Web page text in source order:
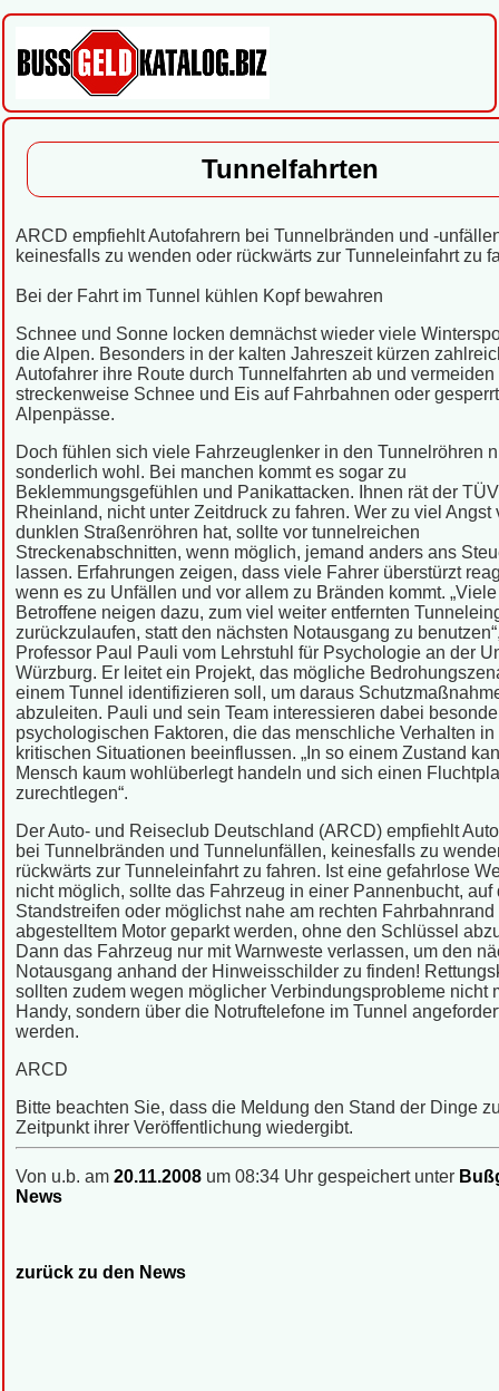
Tunnelfahrten
ARCD empfiehlt Autofahrern bei Tunnelbränden und -
keinesfalls zu wenden oder rückwärts zur Tunneleinfahrt zu
Bei der Fahrt im Tunnel kühlen Kopf bewahren
Schnee und Sonne locken demnächst wieder viele
die Alpen. Besonders in der kalten Jahreszeit kürzen
Autofahrer ihre Route durch Tunnelfahrten ab und vermeiden
streckenweise Schnee und Eis auf Fahrbahnen oder
Alpenpässe.
Doch fühlen sich viele Fahrzeuglenker in den Tunnelröhren
sonderlich wohl. Bei manchen kommt es sogar zu
Beklemmungsgefühlen und Panikattacken. Ihnen rät der TÜV
Rheinland, nicht unter Zeitdruck zu fahren. Wer zu viel Angst
dunklen Straßenröhren hat, sollte vor tunnelreichen
Streckenabschnitten, wenn möglich, jemand anders ans
lassen. Erfahrungen zeigen, dass viele Fahrer überstürzt
wenn es zu Unfällen und vor allem zu Bränden kommt. „Viele
Betroffene neigen dazu, zum viel weiter entfernten
zurückzulaufen, statt den nächsten Notausgang zu
Professor Paul Pauli vom Lehrstuhl für Psychologie an der
Würzburg. Er leitet ein Projekt, das mögliche
einem Tunnel identifizieren soll, um daraus
abzuleiten. Pauli und sein Team interessieren dabei
psychologischen Faktoren, die das menschliche Verhalten in
kritischen Situationen beeinflussen. „In so einem Zustand
Mensch kaum wohlüberlegt handeln und sich einen
zurechtlegen“.
Der Auto- und Reiseclub Deutschland (ARCD) empfiehlt
bei Tunnelbränden und Tunnelunfällen, keinesfalls zu
rückwärts zur Tunneleinfahrt zu fahren. Ist eine gefahrlose
nicht möglich, sollte das Fahrzeug in einer Pannenbucht, auf
Standstreifen oder möglichst nahe am rechten Fahrbahnrand
abgestelltem Motor geparkt werden, ohne den Schlüssel
Dann das Fahrzeug nur mit Warnweste verlassen, um den
Notausgang anhand der Hinweisschilder zu finden!
sollten zudem wegen möglicher Verbindungsprobleme nicht
Handy, sondern über die Notruftelefone im Tunnel
werden.
ARCD
Bitte beachten Sie, dass die Meldung den Stand der Dinge
Zeitpunkt ihrer Veröffentlichung wiedergibt.
Von u.b. am 20.11.2008 um 08:34 Uhr gespeichert unter
News
zurück zu den News